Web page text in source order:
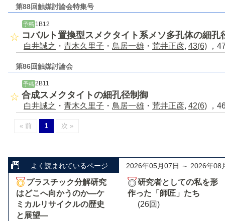
第88回触媒討論会特集号
予稿 1B12
コバルト置換型スメクタイト系メソ多孔体の細孔
白井誠之 ・ 青木久里子 ・ 鳥居一雄 ・ 荒井正彦, 43(6) ，
第86回触媒討論会
予稿 2B11
合成スメクタイトの細孔径制御
白井誠之 ・ 青木久里子 ・ 鳥居一雄 ・ 荒井正彦, 42(6) ，
« 前 1 次 »
よく読まれているページ 2026年05月07日 ～ 2026年08
プラスチック分解研究
はどこへ向かうのか―ケ
ミカルリサイクルの歴史
と展望―
研究者としての私を形
作った「師匠」たち
(26回)